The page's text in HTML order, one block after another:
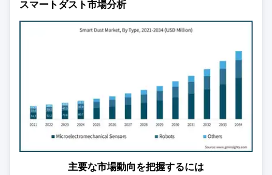
スマートダスト市場分析
主要な市場動向を把握するには